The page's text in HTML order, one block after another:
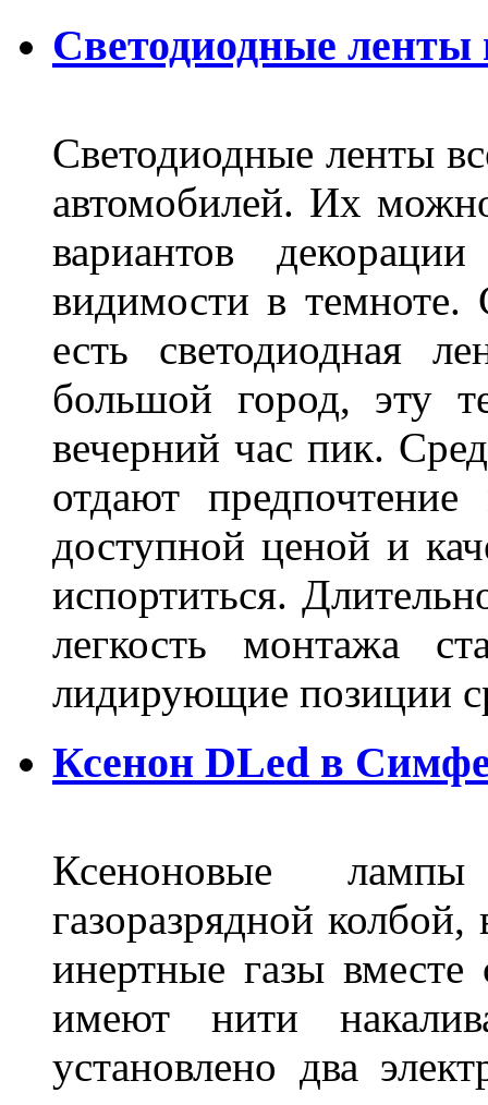
Светодиодные
Светодиодные ленты
автомобилей. Их
вариантов
видимости в темноте.
есть светодиодная
большой город, эту
вечерний час пик.
отдают
доступной ценой и
испортиться.
легкость монтажа
лидирующие
Ксенон DLed в
Ксеноновые
газоразрядной
инертные газы
имеют нити
установлено два